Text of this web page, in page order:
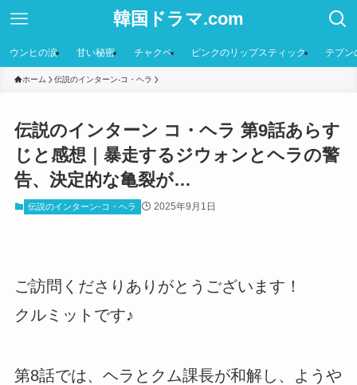
韓国ドラマ.com
ウンヒの涙 甘い秘密 チャクペ ピンクのリップスティック テプン
ホーム 伝説のインターン-コ・ヘラ
伝説のインターン コ・ヘラ 第9話あらす
じと感想｜暴走するジウォンとヘラの警
告、決定的な亀裂が…
伝説のインターン-コ・ヘラ 2025年9月1日
ご訪問くださりありがとうございます！
クルミットです♪
第8話では、ヘラとクム課長が和解し、ようや